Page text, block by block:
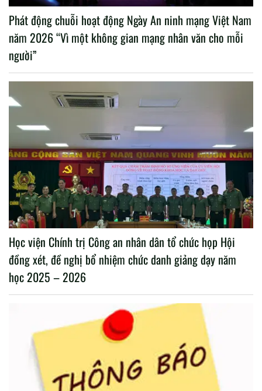
Phát động chuỗi hoạt động Ngày An ninh mạng Việt Nam
năm 2026 “Vì một không gian mạng nhân văn cho mỗi
người”
Học viện Chính trị Công an nhân dân tổ chức họp Hội
đồng xét, đề nghị bổ nhiệm chức danh giảng dạy năm
học 2025 – 2026